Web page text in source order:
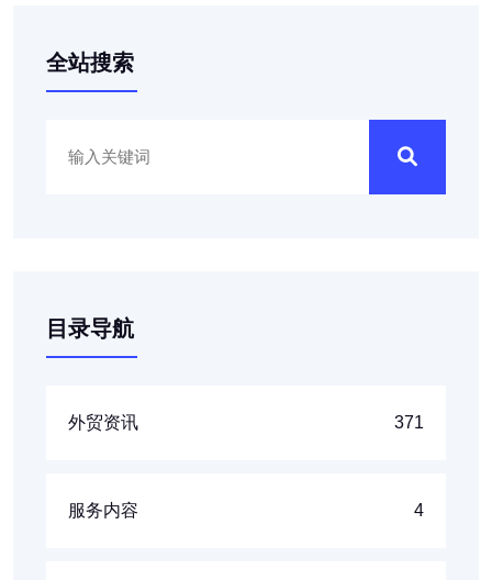
全站搜索
目录导航
外贸资讯 371
服务内容 4